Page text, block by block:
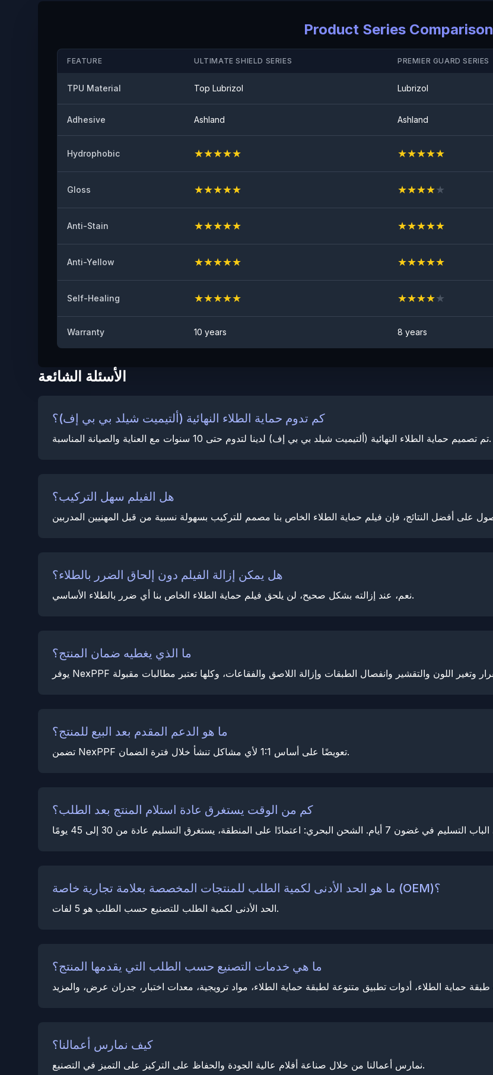
Product Series Comparison
FEATURE ULTIMATE SHIELD SERIES PREMIER GUARD SERIES
TPU Material Top Lubrizol Lubrizol
Adhesive Ashland Ashland
Hydrophobic ★★★★★ ★★★★★
Gloss ★★★★★ ★★★★★
Anti-Stain ★★★★★ ★★★★★
Anti-Yellow ★★★★★ ★★★★★
Self-Healing ★★★★★ ★★★★★
Warranty 10 years 8 years
الأسئلة الشائعة
كم تدوم حماية الطلاء النهائية (ألتيميت شيلد بي بي إف)؟
تم تصميم حماية الطلاء النهائية (ألتيميت شيلد بي بي إف) لدينا لتدوم حتى 10 سنوات مع العناية والصيانة المناسبة.
هل الفيلم سهل التركيب؟
هل يمكن إزالة الفيلم دون إلحاق الضرر بالطلاء؟
نعم، عند إزالته بشكل صحيح، لن يلحق فيلم حماية الطلاء الخاص بنا أي ضرر بالطلاء الأساسي.
ما الذي يغطيه ضمان المنتج؟
ما هو الدعم المقدم بعد البيع للمنتج؟
تضمن NexPPF تعويضًا على أساس 1:1 لأي مشاكل تنشأ خلال فترة الضمان.
كم من الوقت يستغرق عادة استلام المنتج بعد الطلب؟
ما هو الحد الأدنى لكمية الطلب للمنتجات المخصصة بعلامة تجارية خاصة (OEM)؟
الحد الأدنى لكمية الطلب للتصنيع حسب الطلب هو 5 لفات.
ما هي خدمات التصنيع حسب الطلب التي يقدمها المنتج؟
كيف نمارس أعمالنا؟
نمارس أعمالنا من خلال صناعة أفلام عالية الجودة والحفاظ على التركيز على التميز في التصنيع.